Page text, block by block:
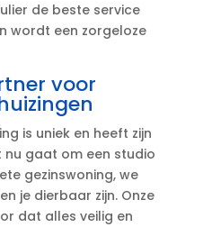
de beste service
wordt een zorgeloze
voor
is uniek en heeft zijn
nu gaat om een studio
gezinswoning, we
je dierbaar zijn.​ Onze
dat alles veilig en